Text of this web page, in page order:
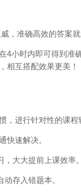
，准确高效的答案就
4小时内即可得到准
相互搭配效果更美！
进行针对性的课程
快速解决。
大大提前上课效率。
存入错题本。